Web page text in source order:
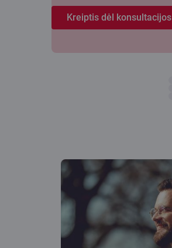
Kreiptis dėl konsultacijos